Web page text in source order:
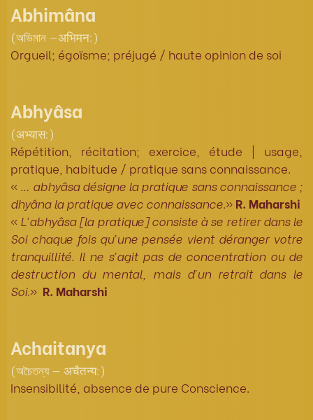
Abhimâna
(অভিমান —अभिमन:)
Orgueil; égoïsme; préjugé / haute opinion de soi
Abhyâsa
(अभ्यास:)
Répétition, récitation; exercice, étude | usage,
pratique, habitude / pratique sans connaissance.
« … abhyâsa désigne la pratique sans connaissance ;
dhyâna la pratique avec connaissance.» R. Maharshi
« L’abhyâsa [la pratique] consiste à se retirer dans le
Soi chaque fois qu’une pensée vient déranger votre
tranquillité. Il ne s’agit pas de concentration ou de
destruction du mental, mais d’un retrait dans le
Soi.» R. Maharshi
Achaitanya
(অচৈতন্য — अचैतन्य:)
Insensibilité, absence de pure Conscience.